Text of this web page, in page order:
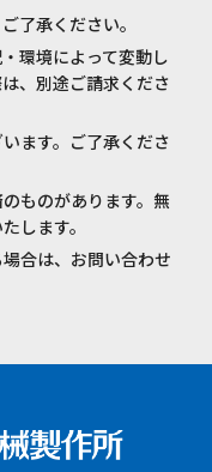
了承ください。
環境によって変動し
、別途ご請求くださ
ます。ご了承くださ
ものがあります。無
します。
合は、お問い合わせ